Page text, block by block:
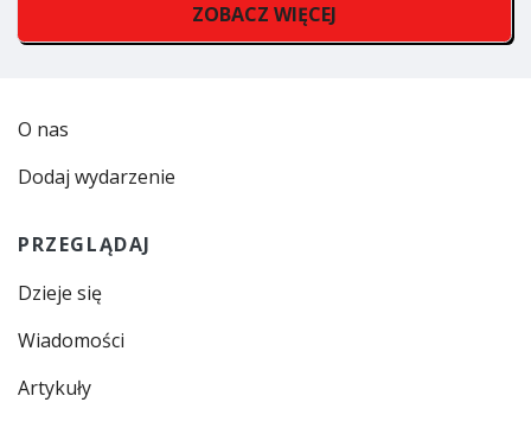
ZOBACZ WIĘCEJ
O nas
Dodaj wydarzenie
PRZEGLĄDAJ
Dzieje się
Wiadomości
Artykuły